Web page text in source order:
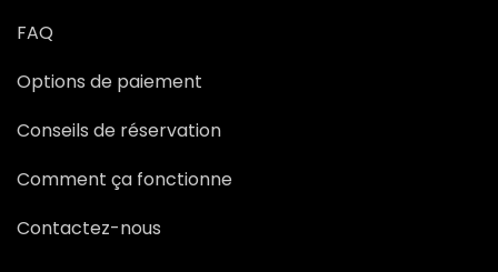
FAQ
Options de paiement
Conseils de réservation
Comment ça fonctionne
Contactez-nous